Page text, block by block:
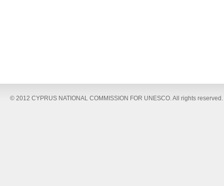
© 2012 CYPRUS NATIONAL COMMISSION FOR UNESCO. All rights reserved.